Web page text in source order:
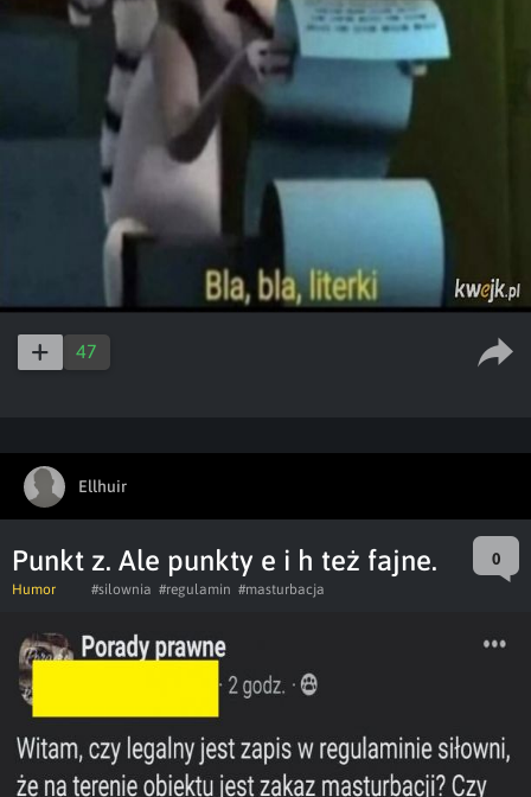
47
Ellhuir
Punkt z. Ale punkty e i h też fajne. 0
Humor #silownia #regulamin #masturbacja